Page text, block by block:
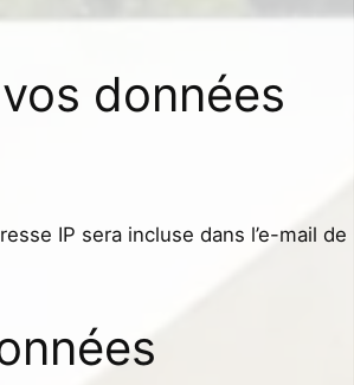
données
IP sera incluse dans l’e-mail de